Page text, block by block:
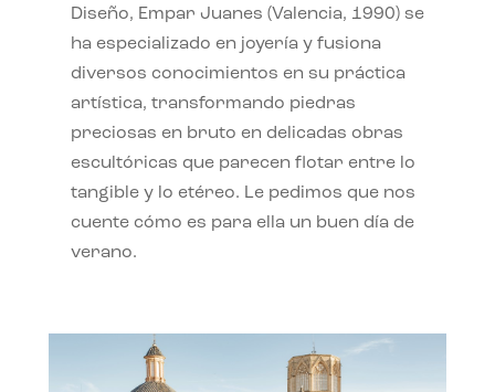
Diseño, Empar Juanes (Valencia, 1990) se
ha especializado en joyería y fusiona
diversos conocimientos en su práctica
artística, transformando piedras
preciosas en bruto en delicadas obras
escultóricas que parecen flotar entre lo
tangible y lo etéreo. Le pedimos que nos
cuente cómo es para ella un buen día de
verano.